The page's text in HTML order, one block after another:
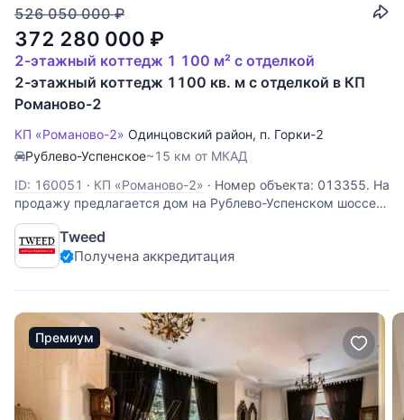
526 050 000 ₽
372 280 000 ₽
2-этажный коттедж 1 100 м² с отделкой
2-этажный коттедж 1100 кв. м с отделкой в КП
Романово-2
КП «Романово-2» Одинцовский район, п. Горки-2
Рублево-Успенское~15 км от МКАД
ID: 160051 · КП «Романово-2» · Номер объекта: 013355. На
продажу предлагается дом на Рублево-Успенском шоссе,
в 14 км. от МКАД, в коттеджном поселке Романово-2. Дом
3-х уровневый, кирпичный, площадью 1150 м.кв., участок
- 35 сот. Есть отдельностоящий гараж (3 м/м). Все
Tweed
Получена аккредитация
Премиум